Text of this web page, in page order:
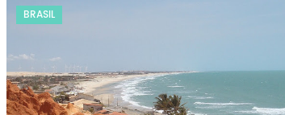
BRASIL